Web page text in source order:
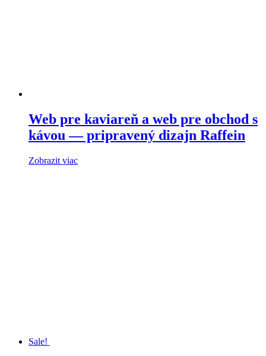
Web pre kaviareň a web pre obchod s
kávou — pripravený dizajn Raffein
Zobrazit viac
Sale!